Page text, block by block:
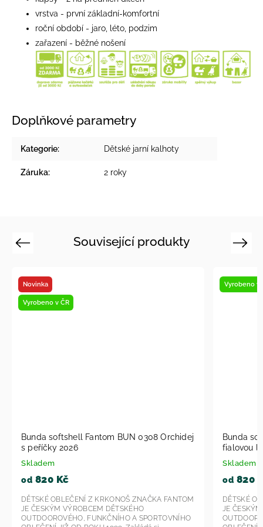
vrstva - první základní-komfortní
roční období - jaro, léto, podzim
zařazení - běžné nošení
Doplňkové parametry
Kategorie: Dětské jarní kalhoty
Záruka: 2 roky
Související produkty
Previous
Vyrobeno v ČR
Bunda softshell Fantom BUN 1607 Peříčka s
fialovou lemovkou 2026
Skladem
od 820 Kč
DĚTSKÉ OBLEČENÍ Z KRKONOŠ ZNAČKA FANTOM
JE ČESKÝM VÝROBCEM DĚTSKÉHO
OUTDOOROVÉHO, FUNKČNÍHO A SPORTOVNÍHO
Vyrobeno v
Dětské
SLIM S
Skladem
od 540
DĚTSKÉ
JE
Next